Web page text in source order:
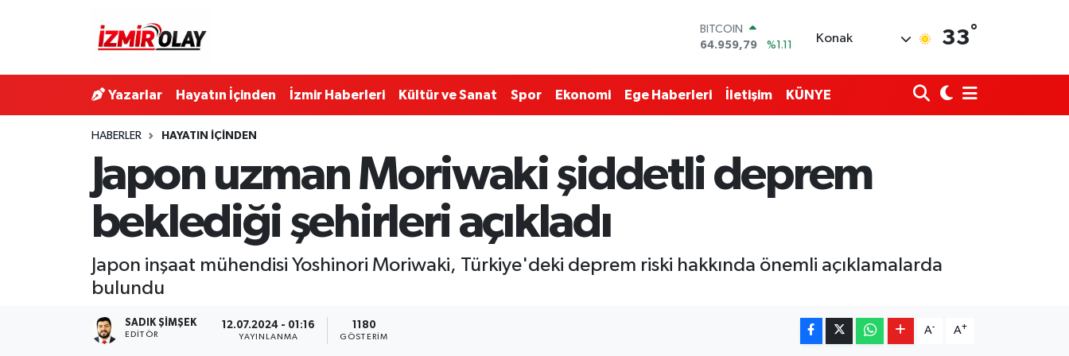
BITCOIN
64.959,79
%1.11
47,7436
%0.18
EURO
GRAM ALTIN
6660.55
%0.03
BİST100
Konak 33°
Yazarlar Hayatın İçinden İzmir Haberleri Kültür ve Sanat Spor Ekonomi Ege Haberleri İletişim KÜNYE
HABERLER HAYATIN İÇINDEN
Japon uzman Moriwaki şiddetli deprem
beklediği şehirleri açıkladı
Japon inşaat mühendisi Yoshinori Moriwaki, Türkiye'deki deprem riski hakkında önemli açıklamalarda
bulundu
SADIK ŞIMŞEK
EDITÖR
12.07.2024 - 01:16
YAYINLANMA
1180
GÖSTERIM
A- A+
Konak Trafik Yoğunluk Haritası
Süper Lig Puan Durumu ve Fikstür
Tüm Manşetler
Son Dakika Haberleri
Haber Arşivi